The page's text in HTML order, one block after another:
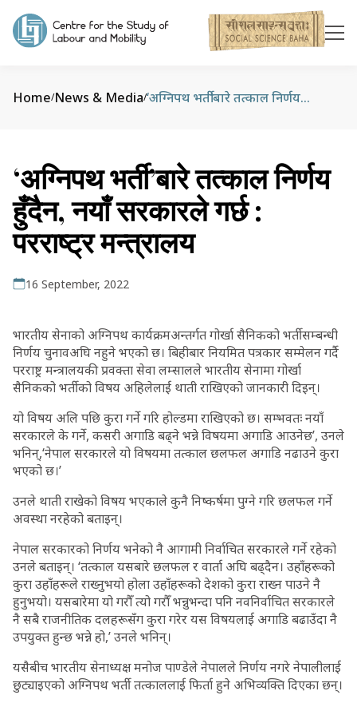
Home/News & Media/ ‘अग्निपथ भर्ती’बारे तत्काल निर्णय हुँदैन, नयाँ सरकारले गर्छ : परराष्ट्र मन्त्रालय
‘अग्निपथ भर्ती’बारे तत्काल निर्णय
हुँदैन, नयाँ सरकारले गर्छ :
परराष्ट्र मन्त्रालय
16 September, 2022
भारतीय सेनाको अग्निपथ कार्यक्रमअन्तर्गत गोर्खा सैनिकको भर्तीसम्बन्धी
निर्णय चुनावअघि नहुने भएको छ। बिहीबार नियमित पत्रकार सम्मेलन गर्दै
परराष्ट्र मन्त्रालयकी प्रवक्ता सेवा लम्सालले भारतीय सेनामा गोर्खा
सैनिकको भर्तीको विषय अहिलेलाई थाती राखिएको जानकारी दिइन्।
‍यो विषय अलि पछि कुरा गर्ने गरि होल्डमा राखिएको छ। सम्भवतः नयाँ
सरकारले के गर्ने, कसरी अगाडि बढ्ने भन्ने विषयमा अगाडि आउनेछ’, उनले
भनिन्,‘नेपाल सरकारले यो विषयमा तत्काल छलफल अगाडि नढाउने कुरा
भएको छ।’
उनले थाती राखेको विषय भएकाले कुनै निष्कर्षमा पुग्ने गरि छलफल गर्ने
अवस्था नरहेको बताइन्।
नेपाल सरकारको निर्णय भनेको नै आगामी निर्वाचित सरकारले गर्ने रहेको
उनले बताइन्। ‘तत्काल यसबारे छलफल र वार्ता अघि बढ्दैन। उहाँहरूको
कुरा उहाँहरूले राख्नुभयो होला उहाँहरूको देशको कुरा राख्न पाउने नै
हुनुभयो। यसबारेमा यो गरौँ त्यो गरौँ भन्नुभन्दा पनि नवनिर्वाचित सरकारले
नै सबै राजनीतिक दलहरूसँग कुरा गरेर यस विषयलाई अगाडि बढाउँदा नै
उपयुक्त हुन्छ भन्ने हो,’ उनले भनिन्।
यसैबीच भारतीय सेनाध्यक्ष मनोज पाण्डेले नेपालले निर्णय नगरे नेपालीलाई
छुट्याइएको अग्निपथ भर्ती तत्काललाई फिर्ता हुने अभिव्यक्ति दिएका छन्।